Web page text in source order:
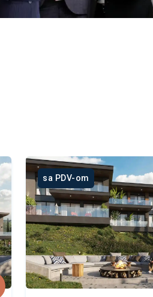
sa PDV-om